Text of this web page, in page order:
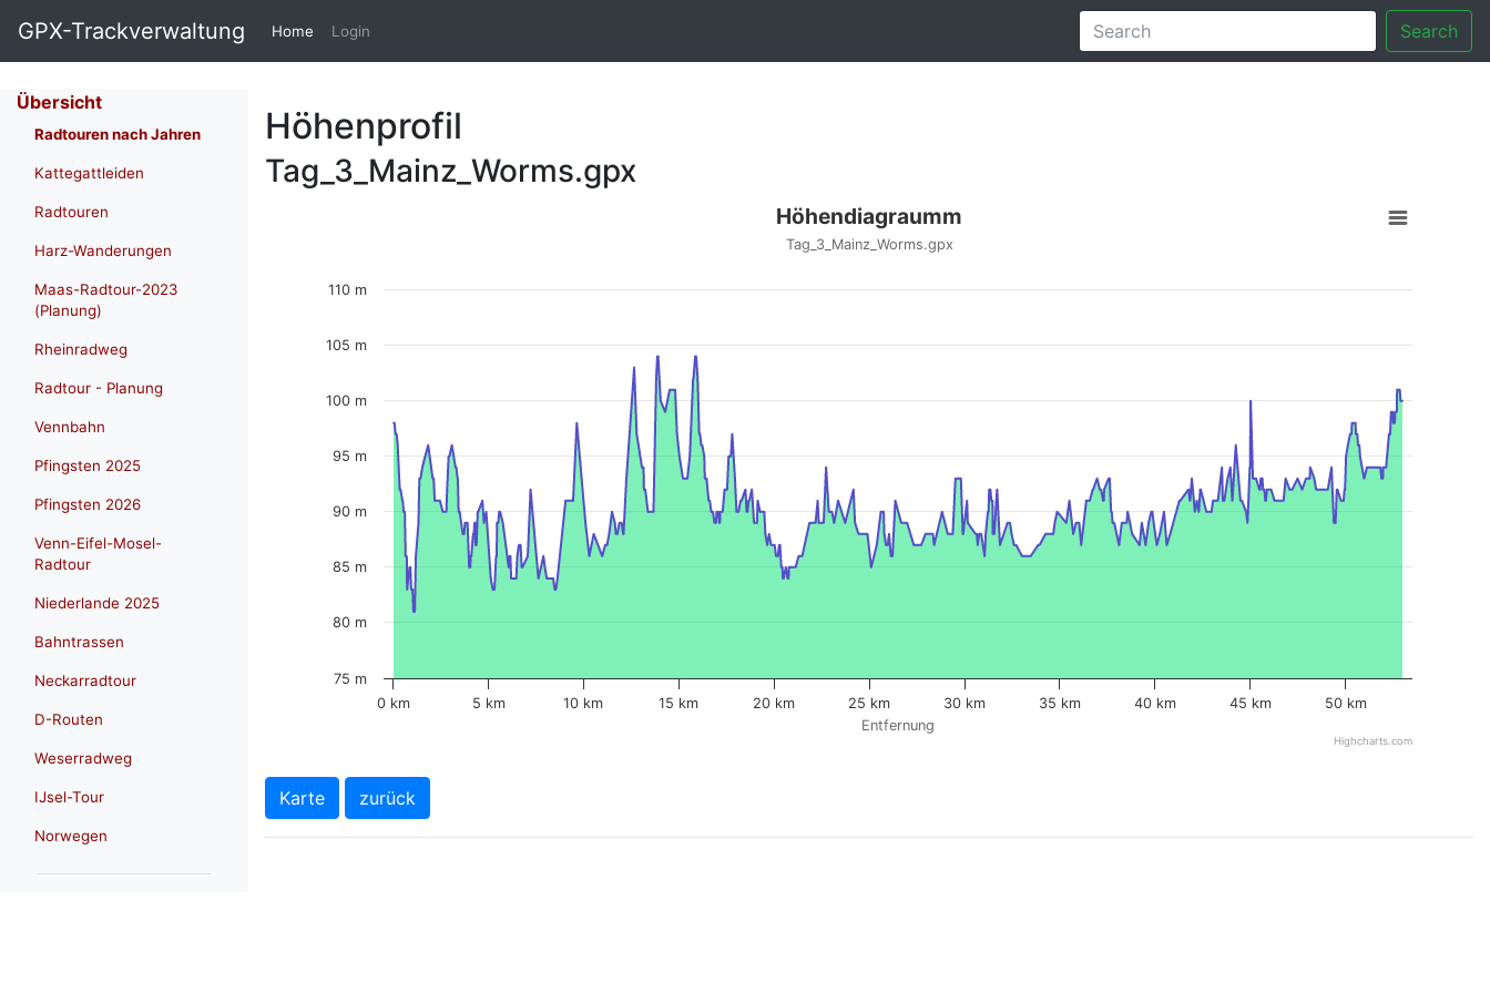
GPX-Trackverwaltung Home (current)
Login Search
Übersicht
Radtouren nach Jahren
Kattegattleiden
Radtouren
Harz-Wanderungen
Maas-Radtour-2023
(Planung)
Rheinradweg
Radtour - Planung
Vennbahn
Pfingsten 2025
Pfingsten 2026
Venn-Eifel-Mosel-
Radtour
Niederlande 2025
Bahntrassen
Neckarradtour
D-Routen
Weserradweg
IJsel-Tour
Norwegen
Höhenprofil
Tag_3_Mainz_Worms.gpx
Entfernung
Höhendiagraumm
Tag_3_Mainz_Worms.gpx
0 km 5 km 10 km 15 km 20 km 25 km 30 km 35 km 40 km 45 km 50 km
75 m
80 m
85 m
90 m
95 m
100 m
105 m
110 m
Highcharts.com
Karte zurück